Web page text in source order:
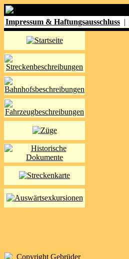
Impressum & Haftungsausschluss |